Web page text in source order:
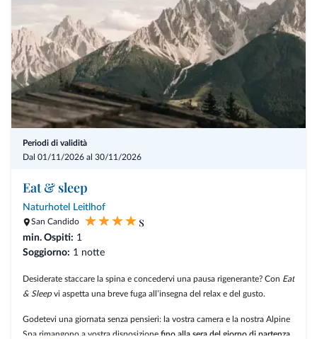
Posto auto nel garage sotterraneo e all'aperto
Wi-fi gratuito in tutto l'albergo
My vacation: il concierge è sempre a disposizione per la
pianificazione individuale della vacanza (personal trainer, shopping
planner, visita guidata individuale presso il viticoltore, guida alpina,
allenamento di corsa, maestro di sci, escursioni in estate e in inverno
- su richiesta)
3 trattamenti signature a persona,che portano corpo e mente in uno
stato di profondo relax:
Sentire la terra - 50 min
Risollevarmi - 50 min
Un cuscino di cirmolo trovo nella mia suite,
crea un’atmosfera rilassante e favorisce un sonno particolarmente
distensivo
soggiorno – per momenti di quiete e relax immerso nella natura
Periodi di validità
Dal 01/11/2026 al 30/11/2026
Eat & sleep
Naturhotel Leitlhof
San Candido s
min. Ospiti: 1
Soggiorno: 1 notte
Desiderate staccare la spina e concedervi una pausa rigenerante? Con Eat
& Sleep vi aspetta una breve fuga all’insegna del relax e del gusto.
Godetevi una giornata senza pensieri: la vostra camera e la nostra Alpine
Spa rimangono a vostra disposizione fino alla sera del giorno di partenza